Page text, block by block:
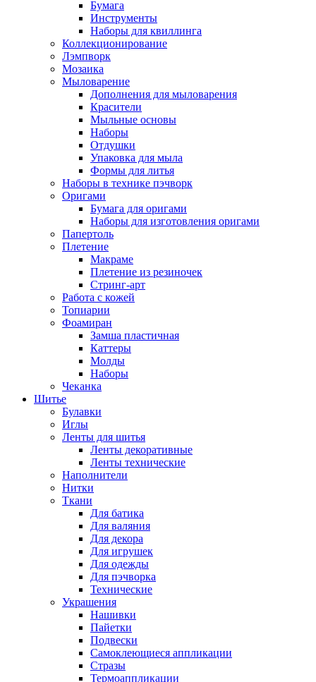
Бумага
Инструменты
Наборы для квиллинга
Коллекционирование
Лэмпворк
Мозаика
Мыловарение
Дополнения для мыловарения
Красители
Мыльные основы
Наборы
Отдушки
Упаковка для мыла
Формы для литья
Наборы в технике пэчворк
Оригами
Бумага для оригами
Наборы для изготовления оригами
Папертоль
Плетение
Макраме
Плетение из резиночек
Стринг-арт
Работа с кожей
Топиарии
Фоамиран
Замша пластичная
Каттеры
Молды
Наборы
Чеканка
Шитье
Булавки
Иглы
Ленты для шитья
Ленты декоративные
Ленты технические
Наполнители
Нитки
Ткани
Для батика
Для валяния
Для декора
Для игрушек
Для одежды
Для пэчворка
Технические
Украшения
Нашивки
Пайетки
Подвески
Самоклеющиеся аппликации
Стразы
Термоаппликации